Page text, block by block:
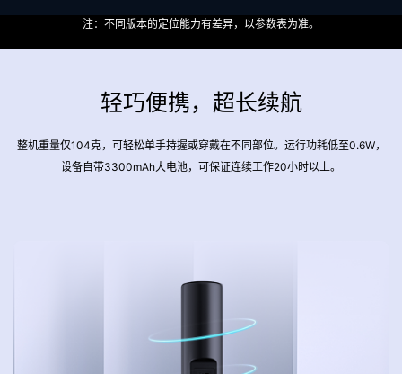
注：不同版本的定位能力有差异，以参数表为准。
轻巧便携，超长续航
整机重量仅104克，可轻松单手持握或穿戴在不同部位。运行功耗低至0.6W，
设备自带3300mAh大电池，可保证连续工作20小时以上。